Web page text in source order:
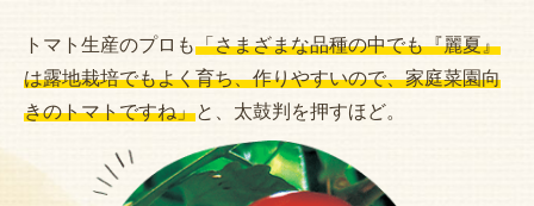
トマト生産のプロも「さまざまな品種の中でも『麗夏』
は露地栽培でもよく育ち、作りやすいので、家庭菜園向
きのトマトですね」と、太鼓判を押すほど。